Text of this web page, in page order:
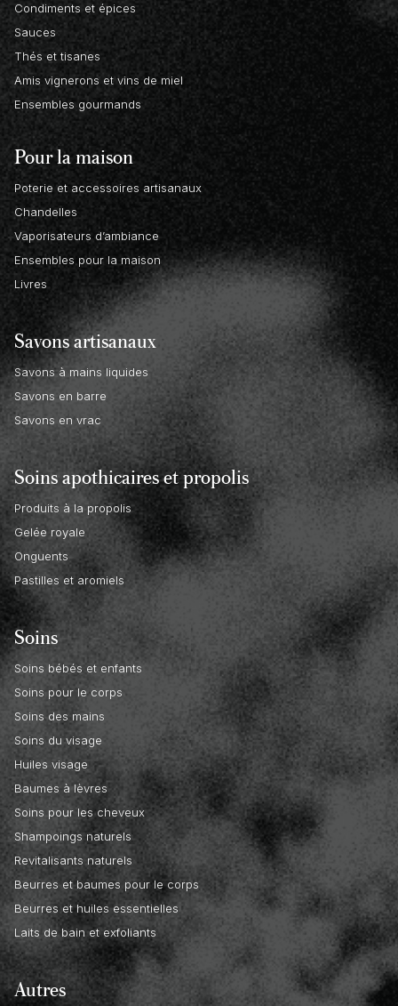
Condiments et épices
Sauces
Thés et tisanes
Amis vignerons et vins de miel
Ensembles gourmands
Pour la maison
Poterie et accessoires artisanaux
Chandelles
Vaporisateurs d’ambiance
Ensembles pour la maison
Livres
Savons artisanaux
Savons à mains liquides
Savons en barre
Savons en vrac
Soins apothicaires et propolis
Produits à la propolis
Gelée royale
Onguents
Pastilles et aromiels
Soins
Soins bébés et enfants
Soins pour le corps
Soins des mains
Soins du visage
Huiles visage
Baumes à lèvres
Soins pour les cheveux
Shampoings naturels
Revitalisants naturels
Beurres et baumes pour le corps
Beurres et huiles essentielles
Laits de bain et exfoliants
Autres